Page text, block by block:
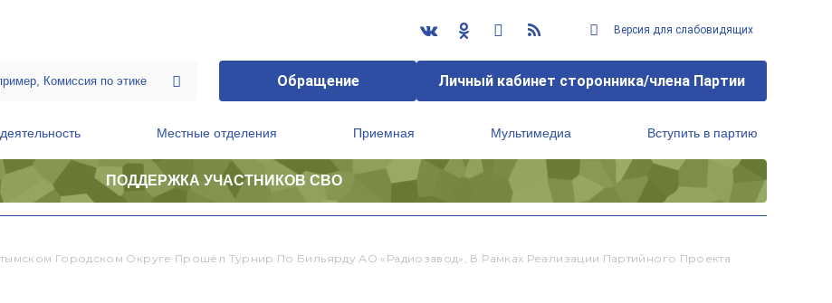
Версия для слабовидящих
Обращение Личный кабинет сторонника/члена Партии
Местные отделения Приемная Мультимедиа Вступить в партию
ПОДДЕРЖКА УЧАСТНИКОВ СВО
Городском Округе Прошёл Турнир По Бильярду АО «Радиозавод», В Рамках Реализации Партийного Проекта